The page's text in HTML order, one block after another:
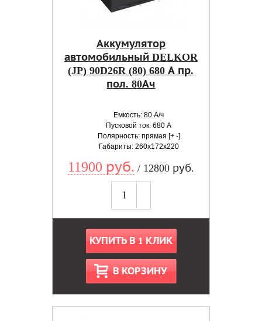
Аккумулятор
автомобильный DELKOR
(JP) 90D26R (80) 680 А пр.
пол. 80Ач
Емкость: 80 А/ч
Пусковой ток: 680 А
Полярность: прямая [+ -]
Габариты: 260x172x220
11900 руб. / 12800 руб.
КУПИТЬ В 1 КЛИК
В КОРЗИНУ